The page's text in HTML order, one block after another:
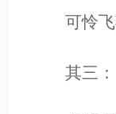
可怜飞
其三：